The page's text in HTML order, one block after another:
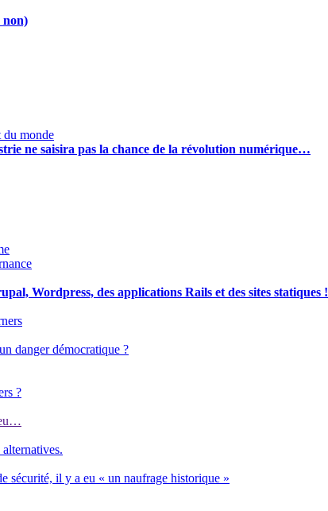
non)
du monde
ne saisira pas la chance de la révolution numérique…
Wordpress, des applications Rails et des sites statiques !
danger démocratique ?
?
sécurité, il y a eu « un naufrage historique »